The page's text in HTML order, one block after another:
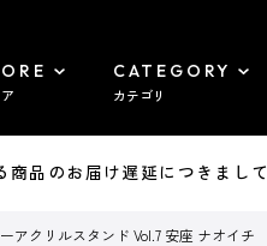
CATEGORY
カテゴリ
品のお届け遅延につきまして
アクリルスタンド Vol.7 安座 ナオイチ